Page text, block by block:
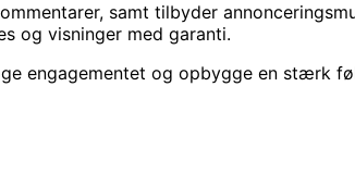
samt tilbyder
og visninger med garanti.
engagementet og opbygge en stærk